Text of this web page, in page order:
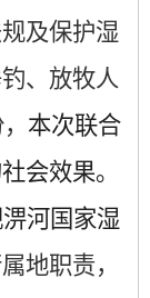
及保护湿
、放牧人
本次联合
会效果。
河国家湿
地职责，